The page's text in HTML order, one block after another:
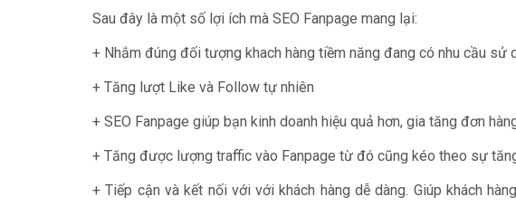
Sau đây là một số lợi ích mà SEO Fanpage mang lại:
+ Nhắm đúng đối tượng khach hàng tiềm năng đang có nhu cầu sử
+ Tăng lượt Like và Follow tự nhiên
+ SEO Fanpage giúp bạn kinh doanh hiệu quả hơn, gia tăng đơn
+ Tăng được lượng traffic vào Fanpage từ đó cũng kéo theo sự
+ Tiếp cận và kết nối với với khách hàng dễ dàng. Giúp khách